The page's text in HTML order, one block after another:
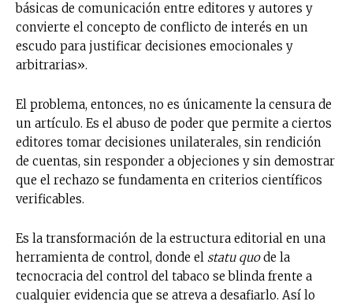
básicas de comunicación entre editores y autores y
convierte el concepto de conflicto de interés en un
escudo para justificar decisiones emocionales y
arbitrarias».
El problema, entonces, no es únicamente la censura de
un artículo. Es el abuso de poder que permite a ciertos
editores tomar decisiones unilaterales, sin rendición
de cuentas, sin responder a objeciones y sin demostrar
que el rechazo se fundamenta en criterios científicos
verificables.
Es la transformación de la estructura editorial en una
herramienta de control, donde el statu quode la
tecnocracia del control del tabaco se blinda frente a
cualquier evidencia que se atreva a desafiarlo. Así lo